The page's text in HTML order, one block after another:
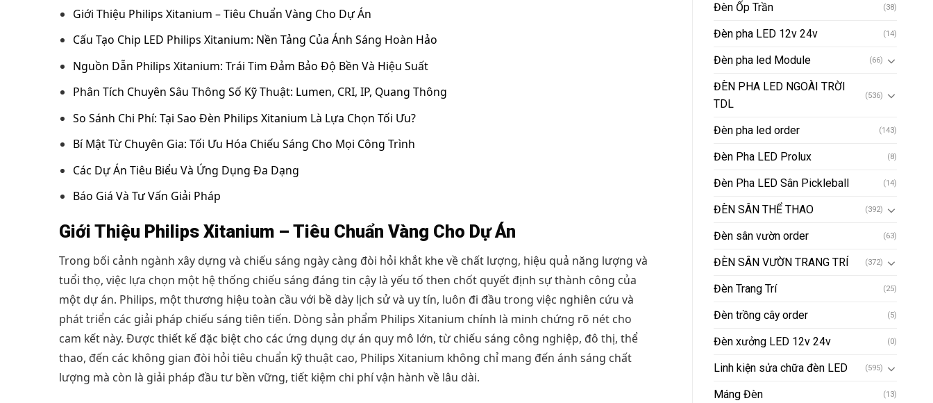
Giới Thiệu Philips Xitanium – Tiêu Chuẩn Vàng Cho Dự Án
Cấu Tạo Chip LED Philips Xitanium: Nền Tảng Của Ánh Sáng Hoàn Hảo
Nguồn Dẫn Philips Xitanium: Trái Tim Đảm Bảo Độ Bền Và Hiệu Suất
Phân Tích Chuyên Sâu Thông Số Kỹ Thuật: Lumen, CRI, IP, Quang Thông
So Sánh Chi Phí: Tại Sao Đèn Philips Xitanium Là Lựa Chọn Tối Ưu?
Bí Mật Từ Chuyên Gia: Tối Ưu Hóa Chiếu Sáng Cho Mọi Công Trình
Các Dự Án Tiêu Biểu Và Ứng Dụng Đa Dạng
Báo Giá Và Tư Vấn Giải Pháp
Giới Thiệu Philips Xitanium – Tiêu Chuẩn Vàng Cho Dự Án
Trong bối cảnh ngành xây dựng và chiếu sáng ngày càng đòi hỏi khắt khe về chất lượng, hiệu quả năng lượng và
tuổi thọ, việc lựa chọn một hệ thống chiếu sáng đáng tin cậy là yếu tố then chốt quyết định sự thành công của
một dự án. Philips, một thương hiệu toàn cầu với bề dày lịch sử và uy tín, luôn đi đầu trong việc nghiên cứu và
phát triển các giải pháp chiếu sáng tiên tiến. Dòng sản phẩm Philips Xitanium chính là minh chứng rõ nét cho
cam kết này. Được thiết kế đặc biệt cho các ứng dụng dự án quy mô lớn, từ chiếu sáng công nghiệp, đô thị, thể
thao, đến các không gian đòi hỏi tiêu chuẩn kỹ thuật cao, Philips Xitanium không chỉ mang đến ánh sáng chất
lượng mà còn là giải pháp đầu tư bền vững, tiết kiệm chi phí vận hành về lâu dài.
Đèn Ốp Trần (38)
Đèn pha LED 12v 24v (14)
Đèn pha led Module (66)
ĐÈN PHA LED NGOÀI TRỜI
TDL
(536)
Đèn pha led order (143)
Đèn Pha LED Prolux (8)
Đèn Pha LED Sân Pickleball (14)
ĐÈN SÂN THỂ THAO (392)
Đèn sân vườn order (63)
ĐÈN SÂN VƯỜN TRANG TRÍ (372)
Đèn Trang Trí (25)
Đèn trồng cây order (5)
Đèn xưởng LED 12v 24v (0)
Linh kiện sửa chữa đèn LED (595)
Máng Đèn (13)